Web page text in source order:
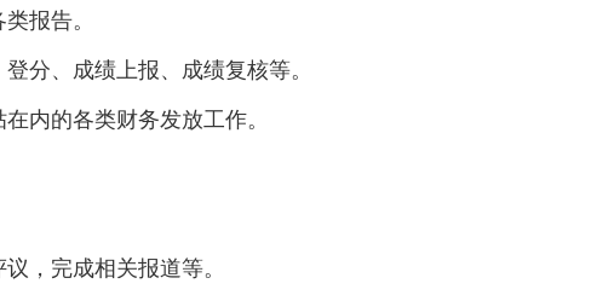
报告。
分、成绩上报、成绩复核等。
内的各类财务发放工作。
，完成相关报道等。